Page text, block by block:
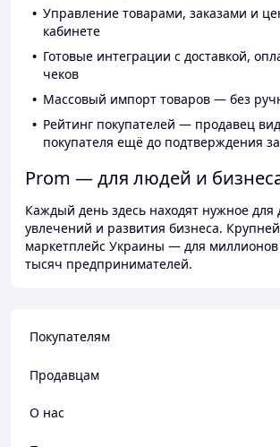
Управление товарами, заказами и
кабинете
Готовые интеграции с доставкой,
чеков
Массовый импорт товаров — без
Рейтинг покупателей — продавец
покупателя ещё до подтверждения
Prom — для людей и
Каждый день здесь находят нужное для
увлечений и развития бизнеса.
маркетплейс Украины — для миллионов
тысяч предпринимателей.
Покупателям
Продавцам
О нас